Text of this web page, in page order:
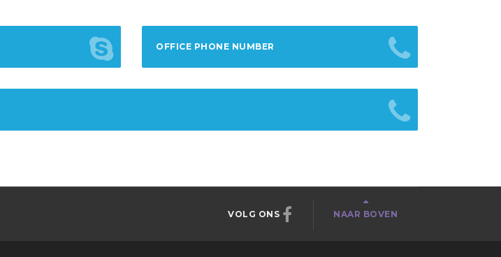
OFFICE PHONE NUMBER
NAAR BOVEN
VOLG ONS